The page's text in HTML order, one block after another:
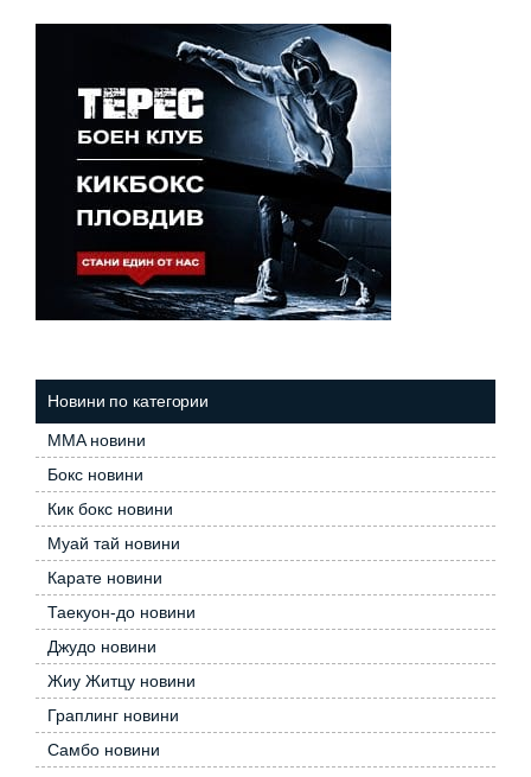
Новини по категории
MMA новини
Бокс новини
Кик бокс новини
Муай тай новини
Карате новини
Таекуон-до новини
Джудо новини
Жиу Житцу новини
Граплинг новини
Самбо новини